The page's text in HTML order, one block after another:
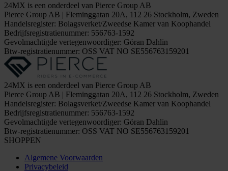
24MX is een onderdeel van Pierce Group AB
Pierce Group AB | Fleminggatan 20A, 112 26 Stockholm, Zweden
Handelsregister: Bolagsverket/Zweedse Kamer van Koophandel
Bedrijfsregistratienummer: 556763-1592
Gevolmachtigde vertegenwoordiger: Göran Dahlin
Btw-registratienummer: OSS VAT NO SE556763159201
24MX is een onderdeel van Pierce Group AB
Pierce Group AB | Fleminggatan 20A, 112 26 Stockholm, Zweden
Handelsregister: Bolagsverket/Zweedse Kamer van Koophandel
Bedrijfsregistratienummer: 556763-1592
Gevolmachtigde vertegenwoordiger: Göran Dahlin
Btw-registratienummer: OSS VAT NO SE556763159201
SHOPPEN
Algemene Voorwaarden
Privacybeleid